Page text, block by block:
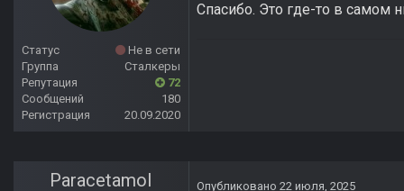
Статус
Не в сети
Группа
Сталкеры
Репутация
72
Сообщений
180
Регистрация
20.09.2020
Cпасибо. Это где-то в самом
Paracetamol Опубликовано 22 июля, 2025